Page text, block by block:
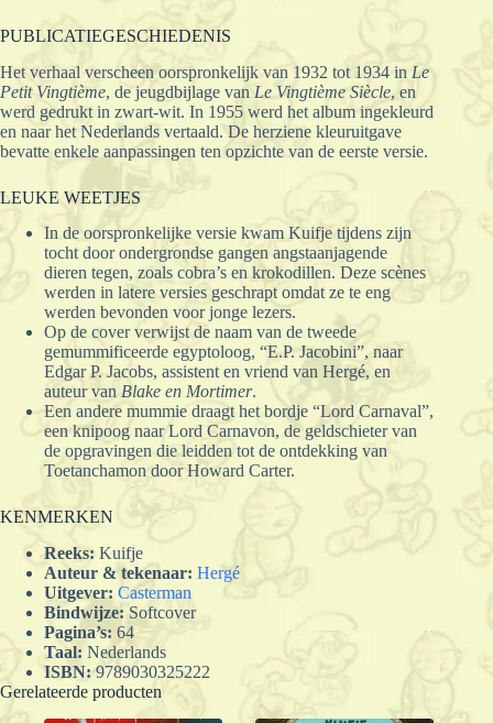
PUBLICATIEGESCHIEDENIS
Het verhaal verscheen oorspronkelijk van 1932 tot 1934 in Le
Petit Vingtième, de jeugdbijlage van Le Vingtième Siècle, en
werd gedrukt in zwart-wit. In 1955 werd het album ingekleurd
en naar het Nederlands vertaald. De herziene kleuruitgave
bevatte enkele aanpassingen ten opzichte van de eerste versie.
LEUKE WEETJES
In de oorspronkelijke versie kwam Kuifje tijdens zijn
tocht door ondergrondse gangen angstaanjagende
dieren tegen, zoals cobra’s en krokodillen. Deze scènes
werden in latere versies geschrapt omdat ze te eng
werden bevonden voor jonge lezers.
Op de cover verwijst de naam van de tweede
gemummificeerde egyptoloog, “E.P. Jacobini”, naar
Edgar P. Jacobs, assistent en vriend van Hergé, en
auteur van Blake en Mortimer.
Een andere mummie draagt het bordje “Lord Carnaval”,
een knipoog naar Lord Carnavon, de geldschieter van
de opgravingen die leidden tot de ontdekking van
Toetanchamon door Howard Carter.
KENMERKEN
Reeks: Kuifje
Auteur & tekenaar: Hergé
Uitgever: Casterman
Bindwijze: Softcover
Pagina’s: 64
Taal: Nederlands
ISBN:9789030325222
Gerelateerde producten